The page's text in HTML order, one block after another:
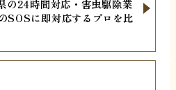
の24時間対応・害虫駆除業
SOSに即対応するプロを比